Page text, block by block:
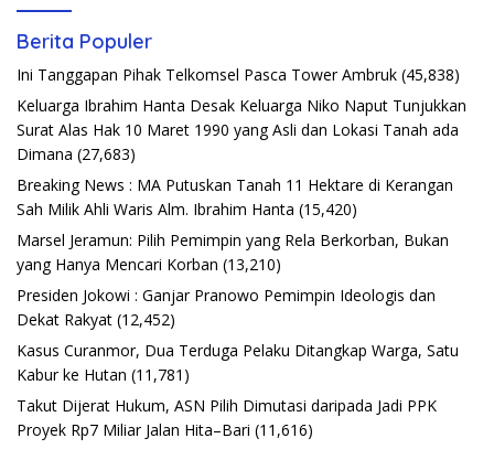
Berita Populer
Ini Tanggapan Pihak Telkomsel Pasca Tower Ambruk (45,838)
Keluarga Ibrahim Hanta Desak Keluarga Niko Naput Tunjukkan
Surat Alas Hak 10 Maret 1990 yang Asli dan Lokasi Tanah ada
Dimana (27,683)
Breaking News : MA Putuskan Tanah 11 Hektare di Kerangan
Sah Milik Ahli Waris Alm. Ibrahim Hanta (15,420)
Marsel Jeramun: Pilih Pemimpin yang Rela Berkorban, Bukan
yang Hanya Mencari Korban (13,210)
Presiden Jokowi : Ganjar Pranowo Pemimpin Ideologis dan
Dekat Rakyat (12,452)
Kasus Curanmor, Dua Terduga Pelaku Ditangkap Warga, Satu
Kabur ke Hutan (11,781)
Takut Dijerat Hukum, ASN Pilih Dimutasi daripada Jadi PPK
Proyek Rp7 Miliar Jalan Hita–Bari (11,616)